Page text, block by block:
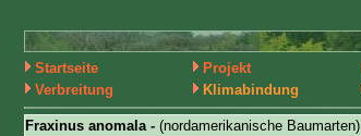
Startseite Projekt
Verbreitung
Klimabindung
Fraxinus anomala - (nordamerikanische Baumarten)